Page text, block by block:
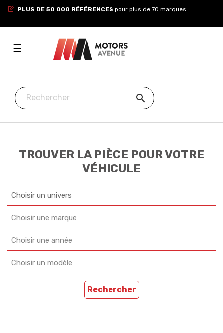
PLUS DE 50 000 RÉFÉRENCES pour plus de 70 marques
Toggle
navigation
☰

TROUVER LA PIÈCE POUR VOTRE
VÉHICULE
Choisir un univers
Choisir une marque
Choisir une année
Choisir un modèle
Rechercher